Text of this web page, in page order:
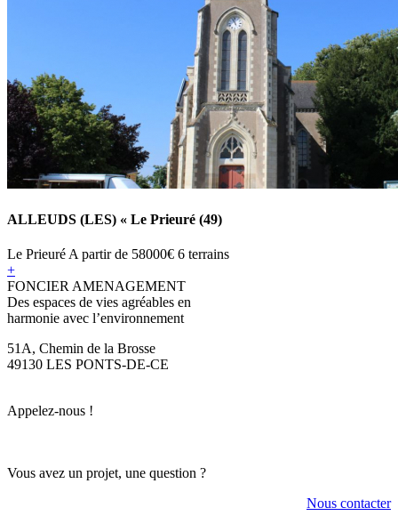
ALLEUDS (LES) « Le Prieuré (49)
Le Prieuré A partir de 58000€ 6 terrains
+
FONCIER AMENAGEMENT
Des espaces de vies agréables en
harmonie avec l’environnement
51A, Chemin de la Brosse
49130 LES PONTS-DE-CE
Appelez-nous !
Vous avez un projet, une question ?
Nous contacter